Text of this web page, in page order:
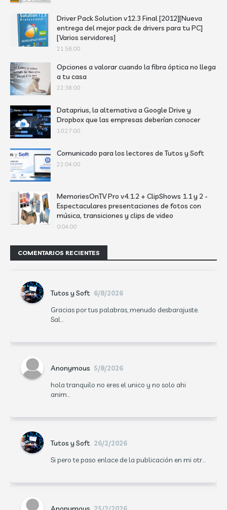
Driver Pack Solution v12.3 Final [2012][Nueva
entrega del mejor pack de drivers para tu PC]
[Varios servidores]
21:56:00
Opciones a valorar cuando la fibra óptica no llega
a tu casa
22:36:00
Dataprius, la alternativa a Google Drive y
Dropbox que las empresas deberían conocer
10:27:00
Comunicado para los lectores de Tutos y Soft
22:04:00
MemoriesOnTV Pro v4.1.2 + ClipShows 1.1 y 2 -
Espectaculares presentaciones de fotos con
música, transiciones y clips de video
0:04:00
COMENTARIOS RECIENTES
Tutos y Soft 6/8/2026
Gracias por tus palabras, menudo desbarajuste.
Sal...
Anonymous 5/8/2026
hola tranquilo no eres el unico y no solo ahi
anim...
Tutos y Soft 26/2/2026
Si pero te paso enlace de la publicación en mi otr...